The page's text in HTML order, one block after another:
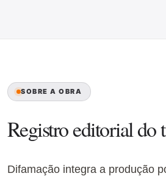
SOBRE A OBRA
Registro editorial do
Difamação integra a produção